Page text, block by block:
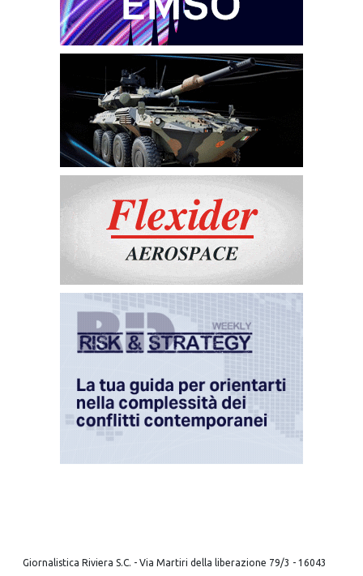
Giornalistica Riviera S.C. - Via Martiri della liberazione 79/3 - 16043